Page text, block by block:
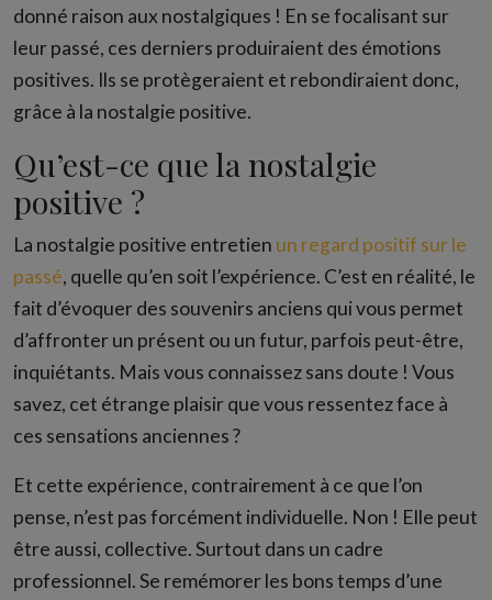
donné raison aux nostalgiques ! En se focalisant sur
leur passé, ces derniers produiraient des émotions
positives. Ils se protègeraient et rebondiraient donc,
grâce à la nostalgie positive.
Qu’est-ce que la nostalgie
positive ?
La nostalgie positive entretien un regard positif sur le
passé, quelle qu’en soit l’expérience. C’est en réalité, le
fait d’évoquer des souvenirs anciens qui vous permet
d’affronter un présent ou un futur, parfois peut-être,
inquiétants. Mais vous connaissez sans doute ! Vous
savez, cet étrange plaisir que vous ressentez face à
ces sensations anciennes ?
Et cette expérience, contrairement à ce que l’on
pense, n’est pas forcément individuelle. Non ! Elle peut
être aussi, collective. Surtout dans un cadre
professionnel. Se remémorer les bons temps d’une